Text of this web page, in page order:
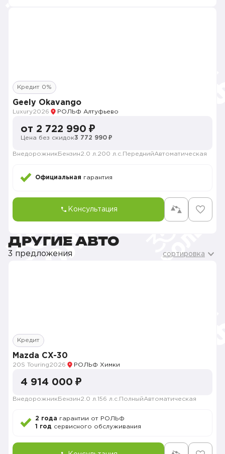
Кредит 0%
Geely Okavango
Luxury2026 РОЛЬФ Алтуфьево
от 2 722 990 ₽
Цена без скидок3 772 990 ₽
Внедорожник Бензин2.0 л. 200 л.с. ПереднийАвтоматическая
Официальная гарантия
Консультация
ДРУГИЕ АВТО
3 предложения сортировка
Кредит
Mazda CX-30
20S Touring2026 РОЛЬФ Химки
4 914 000 ₽
Внедорожник Бензин2.0 л. 156 л.с. ПолныйАвтоматическая
2 года гарантии от РОЛЬФ
1 год сервисного обслуживания